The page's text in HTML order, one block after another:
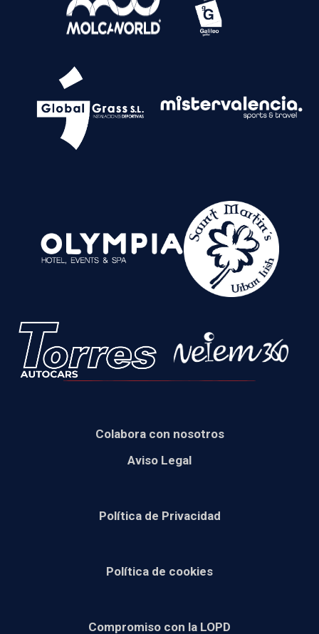
Colabora con nosotros
Aviso Legal
Política de Privacidad
Política de cookies
Compromiso con la LOPD